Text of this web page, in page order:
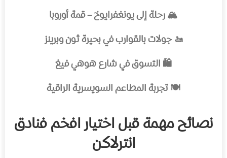
🏔️ رحلة إلى يونغفرايوخ – قمة أوروبا
🚤 جولات بالقوارب في بحيرة ثون وبرينز
🛍️ التسوق في شارع هوهي فيغ
🍽️ تجربة المطاعم السويسرية الراقية
نصائح مهمة قبل اختيار افخم فنادق
انترلاكن